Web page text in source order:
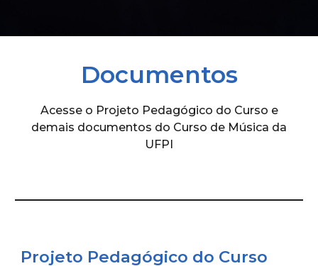
Documentos
Acesse o Projeto Pedagógico do Curso e
demais documentos do Curso de Música da
UFPI
Projeto Pedagógico do Curso